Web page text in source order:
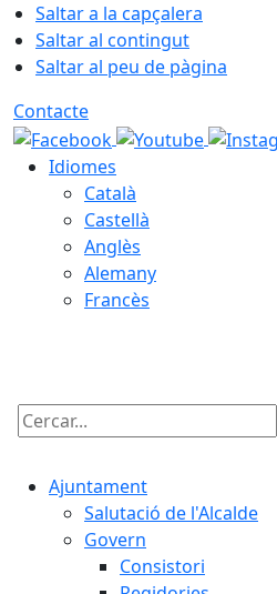
Saltar a la capçalera
Saltar al contingut
Saltar al peu de pàgina
Contacte
Idiomes
Català
Castellà
Anglès
Alemany
Francès
Cercar:
Ajuntament
Salutació de l'Alcalde
Govern
Consistori